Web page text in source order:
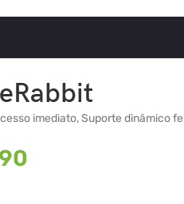
imediato, Suporte dinâmico